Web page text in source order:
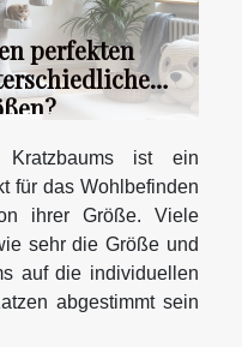
perfekten
ist ein
für das Wohlbefinden
ihrer Größe. Viele
sehr die Größe und
auf die individuellen
abgestimmt sein